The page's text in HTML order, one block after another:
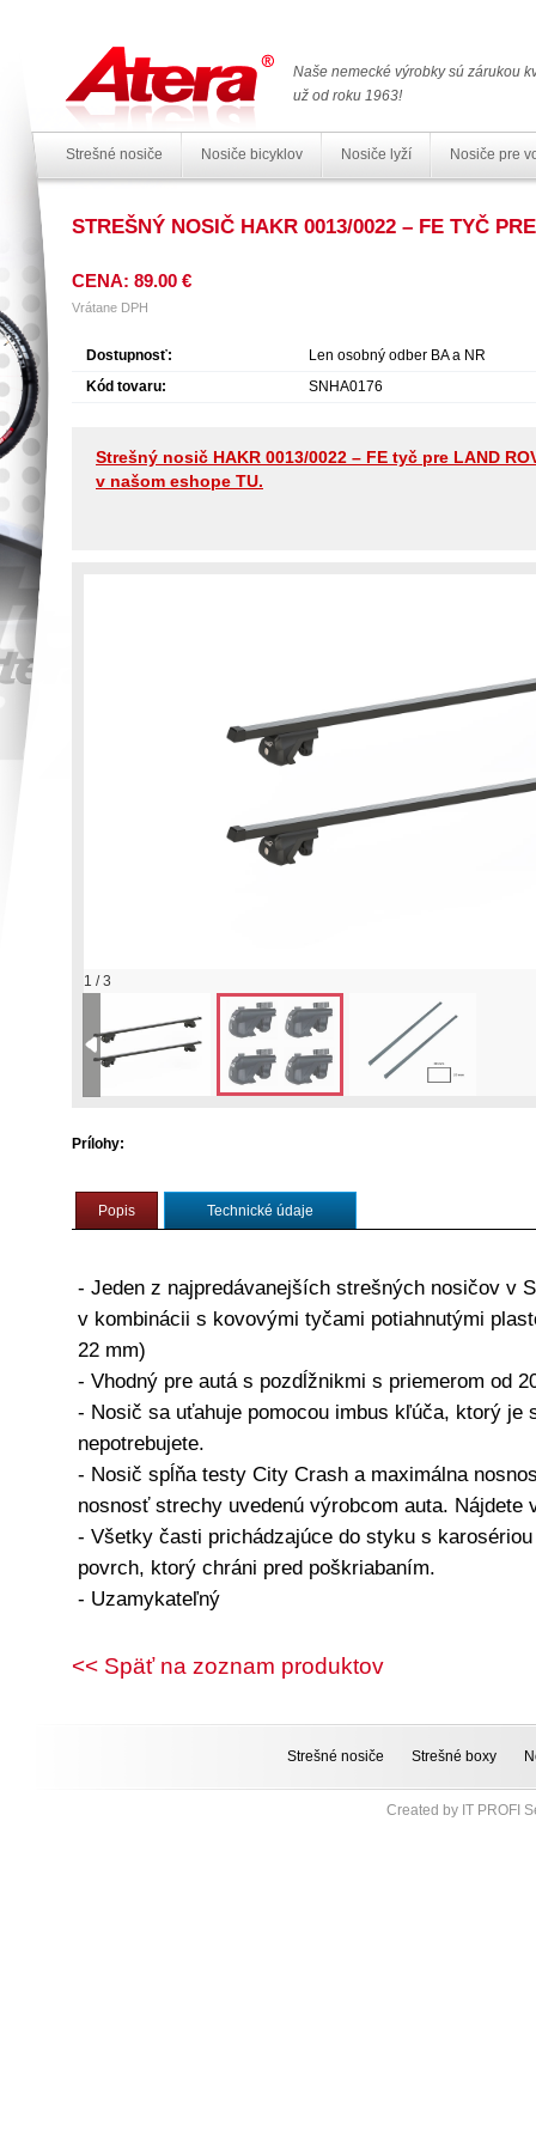
Naše nemecké výrobky sú zárukou
už od roku 1963!
Strešné nosiče Nosiče bicyklov Nosiče lyží Nosiče pre
STREŠNÝ NOSIČ HAKR 0013/0022 – FE TYČ
CENA: 89.00 €
Vrátane DPH
Dostupnosť:
Len osobný odber BA a NR
Kód tovaru:
SNHA0176
Strešný nosič HAKR 0013/0022 – FE tyč pre LAND
v našom eshope TU.
Strešný nosič HAKR 0013/0022 – FE tyč
Discovery
1 / 3
Prílohy:
Popis Technické údaje
- Jeden z najpredávanejších strešných nosičov v
v kombinácii s kovovými tyčami potiahnutými
22 mm)
- Vhodný pre autá s pozdĺžnikmi s priemerom od
- Nosič sa uťahuje pomocou imbus kľúča, ktorý je
nepotrebujete.
- Nosič spĺňa testy City Crash a maximálna
nosnosť strechy uvedenú výrobcom auta. Nájdete
- Všetky časti prichádzajúce do styku s
povrch, ktorý chráni pred poškriabaním.
- Uzamykateľný
<< Späť na zoznam produktov
Strešné nosiče Strešné boxy
Created by IT PROFI